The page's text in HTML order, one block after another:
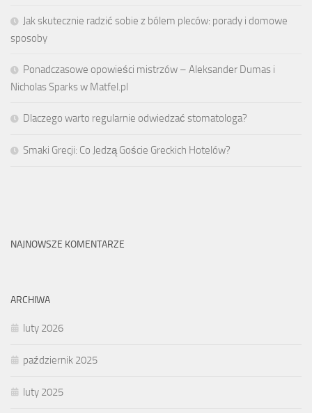
Jak skutecznie radzić sobie z bólem pleców: porady i domowe
sposoby
Ponadczasowe opowieści mistrzów – Aleksander Dumas i
Nicholas Sparks w Matfel.pl
Dlaczego warto regularnie odwiedzać stomatologa?
Smaki Grecji: Co Jedzą Goście Greckich Hotelów?
NAJNOWSZE KOMENTARZE
ARCHIWA
luty 2026
październik 2025
luty 2025